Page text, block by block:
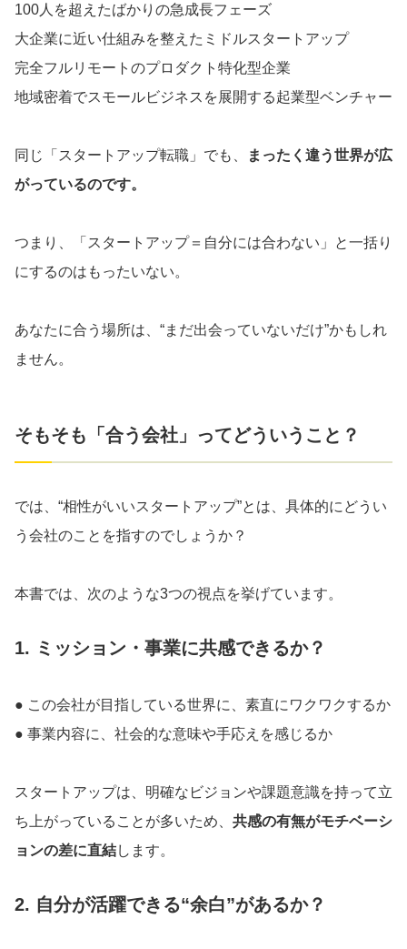
100人を超えたばかりの急成長フェーズ
大企業に近い仕組みを整えたミドルスタートアップ
完全フルリモートのプロダクト特化型企業
地域密着でスモールビジネスを展開する起業型ベンチャー
同じ「スタートアップ転職」でも、
まったく違う世界が広
がっているのです。
つまり、「スタートアップ＝自分には合わない」と一括り
にするのはもったいない。
あなたに合う場所は、“まだ出会っていないだけ”かもしれ
ません。
そもそも「合う会社」ってどういうこと？
では、“相性がいいスタートアップ”とは、具体的にどうい
う会社のことを指すのでしょうか？
本書では、次のような3つの視点を挙げています。
1. ミッション・事業に共感できるか？
● この会社が目指している世界に、素直にワクワクするか
● 事業内容に、社会的な意味や手応えを感じるか
スタートアップは、明確なビジョンや課題意識を持って立
ち上がっていることが多いため、 共感の有無がモチベーシ
ョンの差に直結します。
2. 自分が活躍できる“余白”があるか？